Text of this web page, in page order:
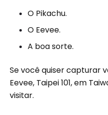
O Pikachu.
O Eevee.
A boa sorte.
Se você quiser capturar
Eevee, Taipei 101, em
visitar.